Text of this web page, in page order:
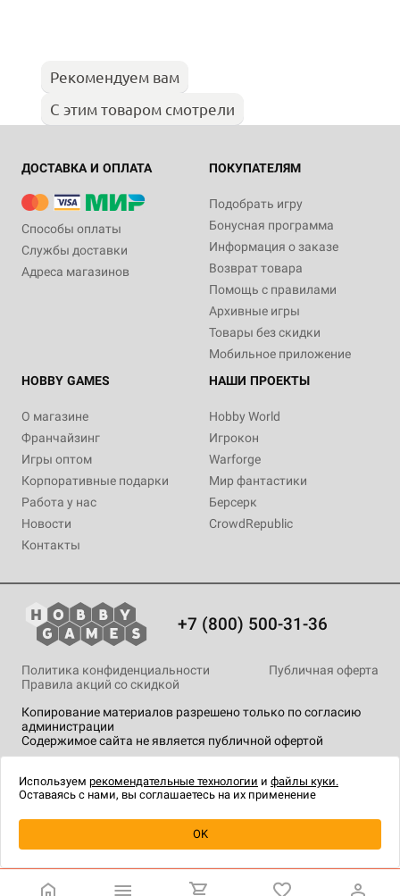
Рекомендуем вам
С этим товаром смотрели
ДОСТАВКА И ОПЛАТА
Способы оплаты
Службы доставки
Адреса магазинов
ПОКУПАТЕЛЯМ
Подобрать игру
Бонусная программа
Информация о заказе
Возврат товара
Помощь с правилами
Архивные игры
Товары без скидки
Мобильное приложение
HOBBY GAMES
О магазине
Франчайзинг
Игры оптом
Корпоративные подарки
Работа у нас
Новости
Контакты
НАШИ ПРОЕКТЫ
Hobby World
Игрокон
Warforge
Мир фантастики
Берсерк
CrowdRepublic
+7 (800) 500-31-36
Копирование материалов разрешено только по согласию
администрации
Содержимое сайта не является публичной офертой
Политика конфиденциальности
Публичная оферта
Правила акций со скидкой
технологии.
Используем рекомендательные технологии и файлы куки.
Оставаясь с нами, вы соглашаетесь на их применение
OK